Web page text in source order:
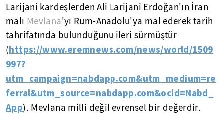
Larijani kardeşlerden Ali Larijani Erdoğan'ın İran
malı Mevlana'yı Rum-Anadolu'ya mal ederek tarih
tahrifatında bulunduğunu ileri sürmüştür
(https://www.eremnews.com/news/world/1509
997?
utm_campaign=nabdapp.com&utm_medium=re
ferral&utm_source=nabdapp.com&ocid=Nabd_
App). Mevlana milli değil evrensel bir değerdir.